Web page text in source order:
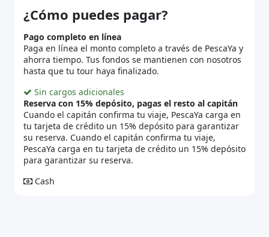
¿Cómo puedes pagar?
Pago completo en línea
Paga en línea el monto completo a través de PescaYa y
ahorra tiempo. Tus fondos se mantienen con nosotros
hasta que tu tour haya finalizado.
Sin cargos adicionales
Reserva con 15% depósito, pagas el resto al capitán
Cuando el capitán confirma tu viaje, PescaYa carga en
tu tarjeta de crédito un 15% depósito para garantizar
su reserva. Cuando el capitán confirma tu viaje,
PescaYa carga en tu tarjeta de crédito un 15% depósito
para garantizar su reserva.
Cash